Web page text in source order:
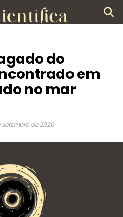
do
em
no mar
setembro de 2020